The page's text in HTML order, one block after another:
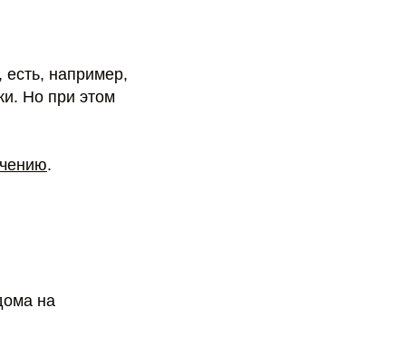
есть, например,
Но при этом
.
на